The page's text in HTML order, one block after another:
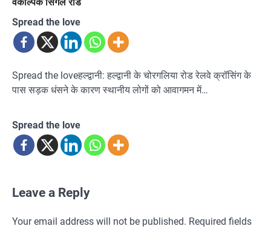
Spread the love
Spread the loveहल्द्वानी: हल्द्वानी के चोरगलिया रोड रेलवे क्रॉसिंग के
पास सड़क धंसने के कारण स्थानीय लोगों को आवागमन में…
Spread the love
Leave a Reply
Your email address will not be published. Required fields